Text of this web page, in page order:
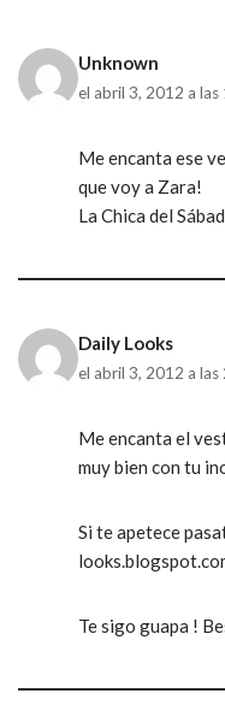
Unknown
el abril 3, 2012 a las
Me encanta ese
que voy a Zara!
La Chica del
Daily Looks
el abril 3, 2012 a las
Me encanta el
muy bien con tu
Si te apetece
Te sigo guapa !